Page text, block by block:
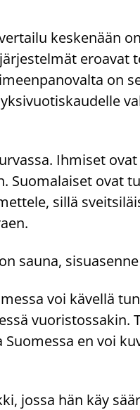
kes­ke­nään
eroa­vat
on
Ih­mi­set
Suo­ma­lai­set ovat
sillä
sauna,
voi kä­vel­lä
vuo­ris­tos­sa­kin.
en voi
jossa hän käy